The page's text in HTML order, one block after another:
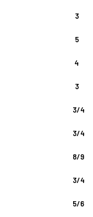
3
5
4
3
3/4
3/4
8/9
3/4
5/6